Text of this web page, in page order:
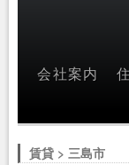
会社案内
賃貸 > 三島市